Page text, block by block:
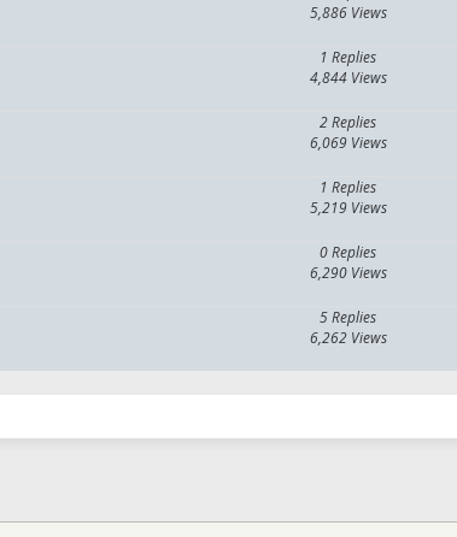
5,886 Views
1 Replies
4,844 Views
2 Replies
6,069 Views
1 Replies
5,219 Views
0 Replies
6,290 Views
5 Replies
6,262 Views